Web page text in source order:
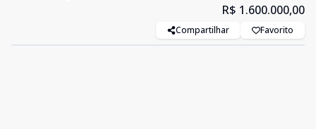
R$ 1.600.000,00
Compartilhar Favorito